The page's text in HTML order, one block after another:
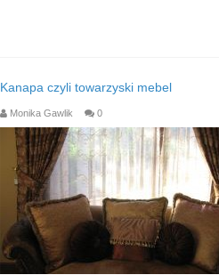
Kanapa czyli towarzyski mebel
Monika Gawlik 0